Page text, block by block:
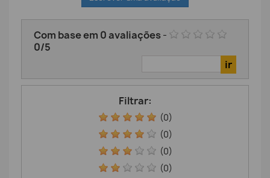
Com base em 0avaliações-
0/5
Filtrar:
(0)
(0)
(0)
(0)